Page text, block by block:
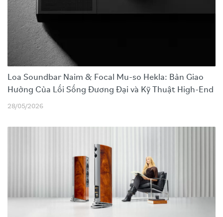
Loa Soundbar Naim & Focal Mu-so Hekla: Bản Giao
Hưởng Của Lối Sống Đương Đại và Kỹ Thuật High-End
28/05/2026